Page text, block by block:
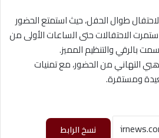
طوال الحفل، حيث استمتع الحضور
الاحتفالات حتى الساعات الأولى من
بالرقي والتنظيم المميز.
التهاني من الحضور، مع تمنيات
ومستقرة.
نسخ الرابط